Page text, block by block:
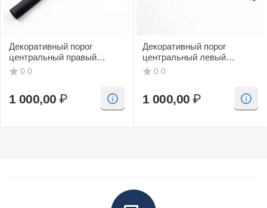
Декоративный порог
центральный правый
(черный, CV) SAAB 9-3
0.0
1 000,00 ₽
Декоративный порог
центральный левый
(черный, CV) SAAB 9-3
0.0
1 000,00 ₽